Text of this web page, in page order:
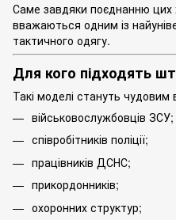
Саме завдяки поєднанню цих
вважаються одним із
тактичного одягу.
Для кого підходять
Такі моделі стануть
військовослужбовців ЗСУ;
співробітників поліції;
працівників ДСНС;
прикордонників;
охоронних структур;